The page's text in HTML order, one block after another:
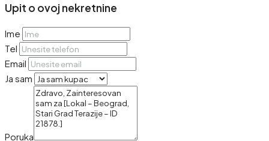
Upit o ovoj nekretnine
Ime
Tel
Email
Ja sam
Poruka